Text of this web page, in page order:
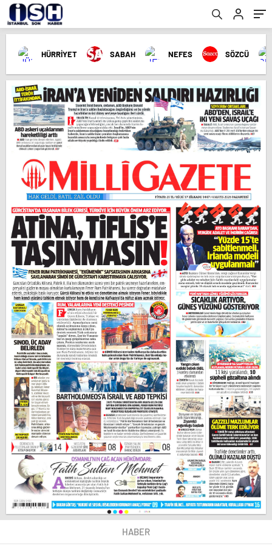
HÜRRİYET SABAH NEFES SÖZCÜ
HABER